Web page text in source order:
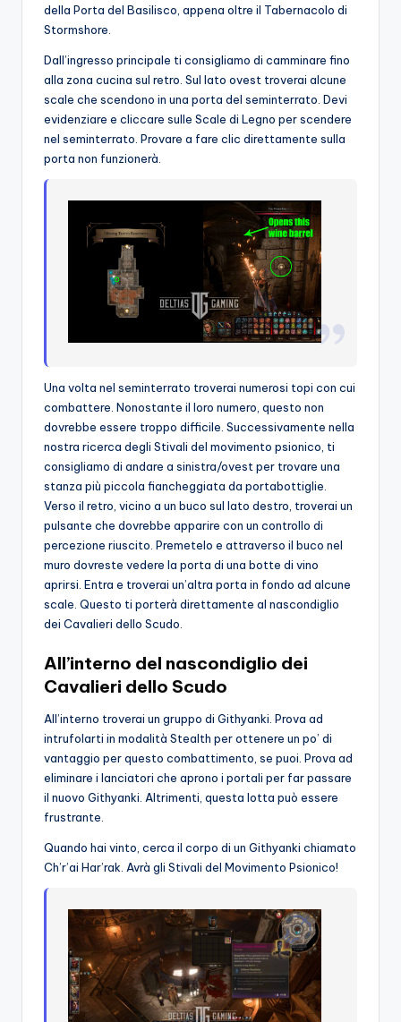
della Porta del Basilisco, appena oltre il Tabernacolo di
Stormshore.
Dall’ingresso principale ti consigliamo di camminare fino
alla zona cucina sul retro. Sul lato ovest troverai alcune
scale che scendono in una porta del seminterrato. Devi
evidenziare e cliccare sulle Scale di Legno per scendere
nel seminterrato. Provare a fare clic direttamente sulla
porta non funzionerà.
Una volta nel seminterrato troverai numerosi topi con cui
combattere. Nonostante il loro numero, questo non
dovrebbe essere troppo difficile. Successivamente nella
nostra ricerca degli Stivali del movimento psionico, ti
consigliamo di andare a sinistra/ovest per trovare una
stanza più piccola fiancheggiata da portabottiglie.
Verso il retro, vicino a un buco sul lato destro, troverai un
pulsante che dovrebbe apparire con un controllo di
percezione riuscito. Premetelo e attraverso il buco nel
muro dovreste vedere la porta di una botte di vino
aprirsi. Entra e troverai un’altra porta in fondo ad alcune
scale. Questo ti porterà direttamente al nascondiglio
dei Cavalieri dello Scudo.
All’interno del nascondiglio dei
Cavalieri dello Scudo
All’interno troverai un gruppo di Githyanki. Prova ad
intrufolarti in modalità Stealth per ottenere un po’ di
vantaggio per questo combattimento, se puoi. Prova ad
eliminare i lanciatori che aprono i portali per far passare
il nuovo Githyanki. Altrimenti, questa lotta può essere
frustrante.
Quando hai vinto, cerca il corpo di un Githyanki chiamato
Ch’r’ai Har’rak. Avrà gli Stivali del Movimento Psionico!